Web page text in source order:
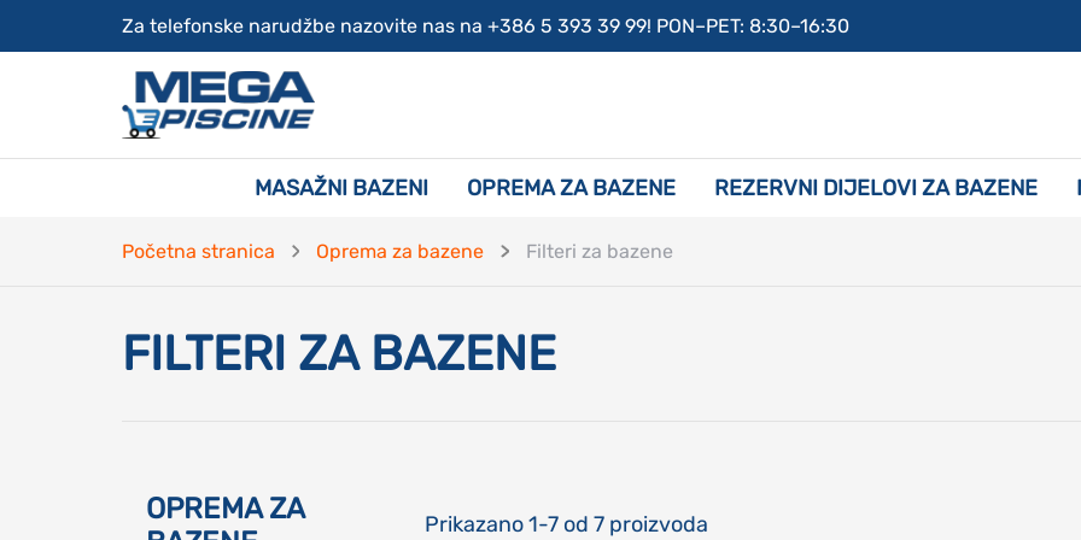
Za telefonske narudžbe nazovite nas na +386 5 393 39 99! PON–PET: 8:30–16:30
MASAŽNI BAZENI OPREMA ZA BAZENE REZERVNI DIJELOVI ZA BAZENE
Početna stranica Oprema za bazene Filteri za bazene
FILTERI ZA BAZENE
OPREMA ZA
Prikazano1-7 od 7 proizvoda